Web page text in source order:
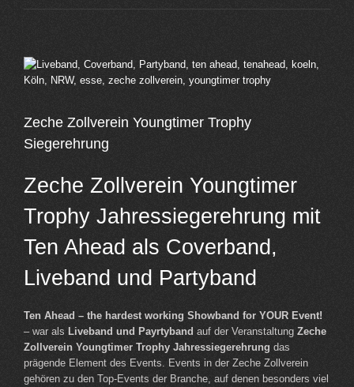
View
Larger
Zeche Zollverein Youngtimer Trophy
Siegerehrung
Zeche Zollverein Youngtimer
Trophy Jahressiegerehrung mit
Ten Ahead als Coverband,
Liveband und Partyband
Ten Ahead – the hardest working Showband for YOUR Event!
– war als Liveband und Payrtyband auf der Veranstaltung Zeche
Zollverein Youngtimer Trophy Jahressiegerehrung das
prägende Element des Events. Events in der Zeche Zollverein
gehören zu den Top-Events der Branche, auf denen besonders viel